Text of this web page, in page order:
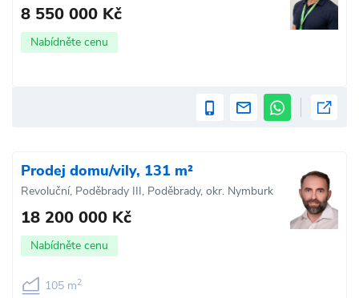
8 550 000 Kč
Nabídněte cenu
Prodej domu/vily, 131 m²
Revoluční, Poděbrady III, Poděbrady, okr. Nymburk
18 200 000 Kč
Nabídněte cenu
105 m2